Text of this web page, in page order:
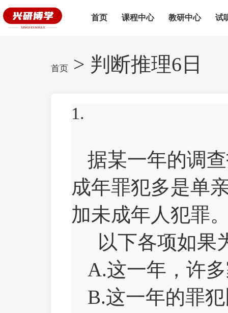
首页 课程中心 教研中心 试
首页 > 判断推理6日
1.
据某一年的调
成年罪犯多是单
加未成年人犯罪
以下各项如
A.这一年，许
B.这一年的罪